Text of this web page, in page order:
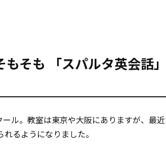
もそも 「スパルタ英会話
ル。教室は東京や大阪にありますが、最
るようになりました。